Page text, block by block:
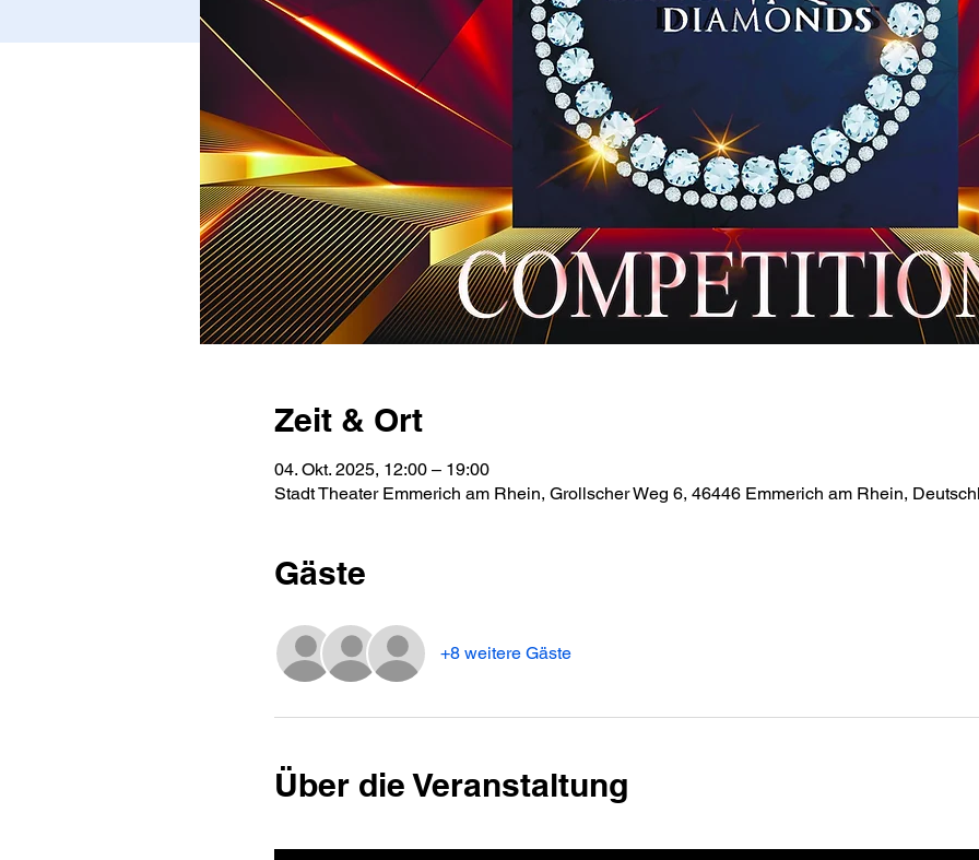
Zeit & Ort
04. Okt. 2025, 12:00 – 19:00
Stadt Theater Emmerich am Rhein, Grollscher Weg 6, 46446 Emmerich am Rhein,
Gäste
+8 weitere Gäste
Über die Veranstaltung